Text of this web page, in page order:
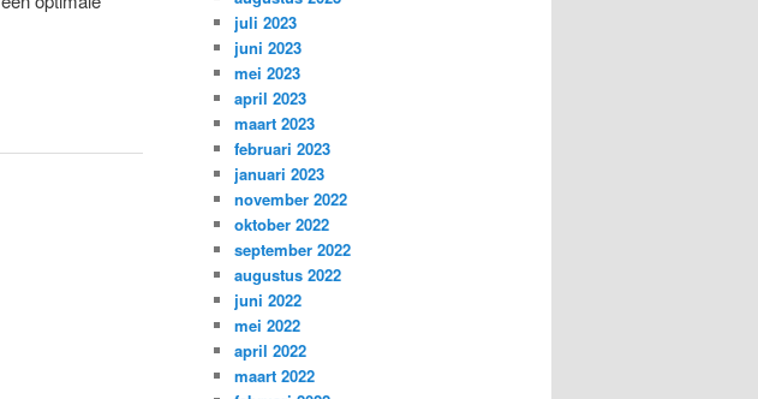
juli 2023
juni 2023
mei 2023
april 2023
maart 2023
februari 2023
januari 2023
november 2022
oktober 2022
september 2022
augustus 2022
juni 2022
mei 2022
april 2022
maart 2022